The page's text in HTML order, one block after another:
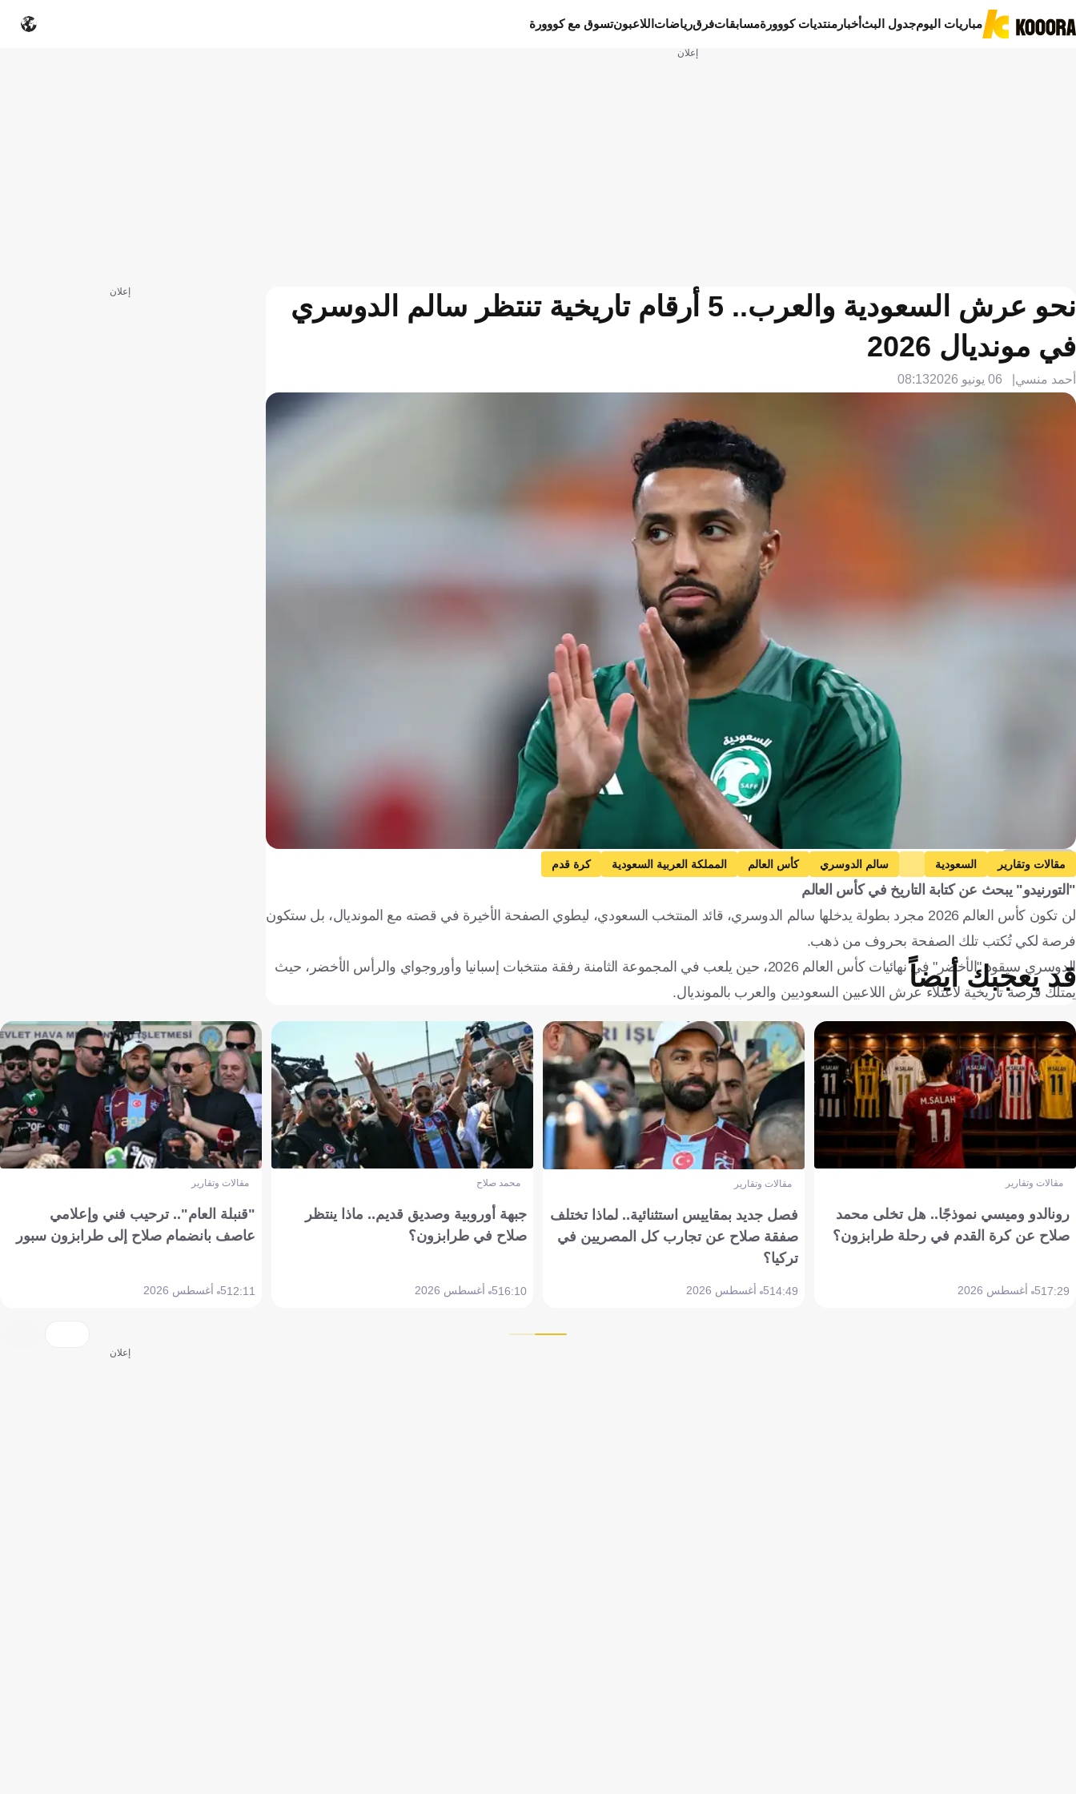
مباريات اليومجدول البثأخبار منتديات كووورةمسابقاتفرقرياضات اللاعبونتسوق مع كووورة
إعلان
نحو عرش السعودية والعرب.. 5 أرقام تاريخية تنتظر سالم الدوسري
في مونديال 2026
أحمد منسي 06 يونيو 2026 08:13
Getty Images
مقالات وتقارير السعودية سالم الدوسري كأس العالم المملكة العربية السعودية كرة قدم
"التورنيدو" يبحث عن كتابة التاريخ في كأس العالم
لن تكون كأس العالم 2026 مجرد بطولة يدخلها سالم الدوسري، قائد المنتخب السعودي، ليطوي الصفحة الأخيرة في قصته مع المونديال، بل ستكون
فرصة لكي تُكتب تلك الصفحة بحروف من ذهب.
الدوسري سيقود "الأخضر" في نهائيات كأس العالم 2026، حين يلعب في المجموعة الثامنة رفقة منتخبات إسبانيا وأوروجواي والرأس الأخضر، حيث
يمتلك فرصة تاريخية لاعتلاء عرش اللاعبين السعوديين والعرب بالمونديال.
إعلان
قد يعجبك أيضاً
مقالات وتقارير
رونالدو وميسي نموذجًا.. هل تخلى محمد
صلاح عن كرة القدم في رحلة طرابزون؟
17:295 أغسطس 2026
مقالات وتقارير
فصل جديد بمقاييس استثنائية.. لماذا تختلف
صفقة صلاح عن تجارب كل المصريين في
تركيا؟
14:495 أغسطس 2026
محمد صلاح
جبهة أوروبية وصديق قديم.. ماذا ينتظر
صلاح في طرابزون؟
16:105 أغسطس 2026
مقالات وتقارير
"قنبلة العام".. ترحيب فني وإعلامي
عاصف بانضمام صلاح إلى طرابزون سبور
12:115 أغسطس 2026
إعلان